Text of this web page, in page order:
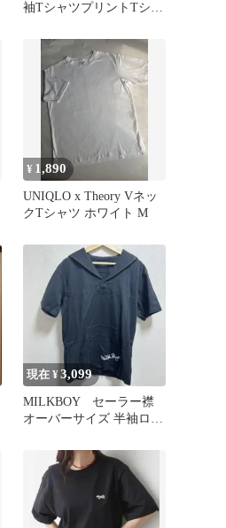
袖TシャツプリントTシャ
サイズ
¥ 1,890
UNIQLO x Theory Vネッ
クTシャツ ホワイト M
現在 ¥3,099
MILKBOY セーラー襟
オーバーサイズ 半袖ロン